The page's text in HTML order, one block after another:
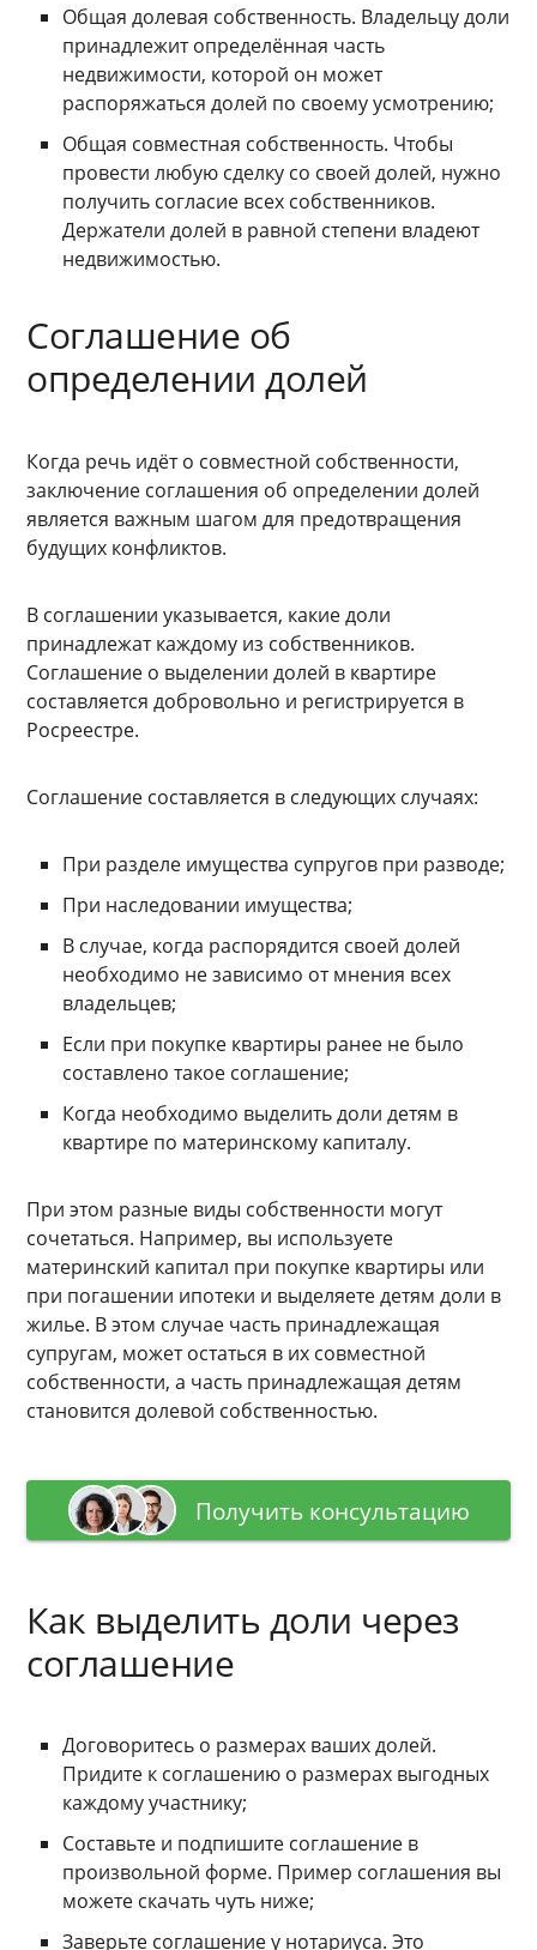
Общая долевая собственность. Владельцу доли
принадлежит определённая часть
недвижимости, которой он может
распоряжаться долей по своему усмотрению;
Общая совместная собственность. Чтобы
провести любую сделку со своей долей, нужно
получить согласие всех собственников.
Держатели долей в равной степени владеют
недвижимостью.
Соглашение об
определении долей
Когда речь идёт о совместной собственности,
заключение соглашения об определении долей
является важным шагом для предотвращения
будущих конфликтов.
В соглашении указывается, какие доли
принадлежат каждому из собственников.
Соглашение о выделении долей в квартире
составляется добровольно и регистрируется в
Росреестре.
Соглашение составляется в следующих случаях:
При разделе имущества супругов при разводе;
При наследовании имущества;
В случае, когда распорядится своей долей
необходимо не зависимо от мнения всех
владельцев;
Если при покупке квартиры ранее не было
составлено такое соглашение;
Когда необходимо выделить доли детям в
квартире по материнскому капиталу.
При этом разные виды собственности могут
сочетаться. Например, вы используете
материнский капитал при покупке квартиры или
при погашении ипотеки и выделяете детям доли в
жилье. В этом случае часть принадлежащая
супругам, может остаться в их совместной
собственности, а часть принадлежащая детям
становится долевой собственностью.
Получить консультацию
Как выделить доли через
соглашение
Договоритесь о размерах ваших долей.
Придите к соглашению о размерах выгодных
каждому участнику;
Составьте и подпишите соглашение в
произвольной форме. Пример соглашения вы
можете скачать чуть ниже;
Заверьте соглашение у нотариуса. Это